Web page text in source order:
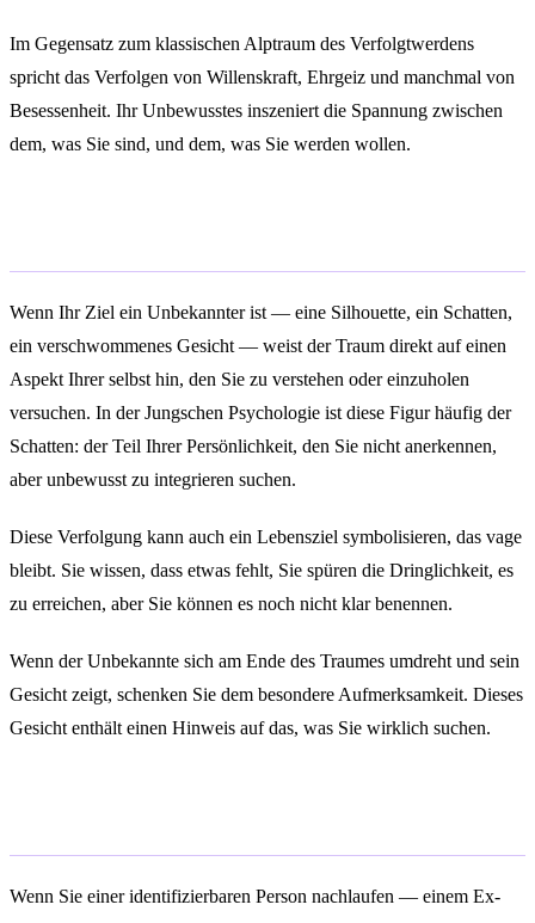
Im Gegensatz zum klassischen Alptraum des Verfolgtwerdens
spricht das Verfolgen von Willenskraft, Ehrgeiz und manchmal von
Besessenheit. Ihr Unbewusstes inszeniert die Spannung zwischen
dem, was Sie sind, und dem, was Sie werden wollen.
Wenn Ihr Ziel ein Unbekannter ist — eine Silhouette, ein Schatten,
ein verschwommenes Gesicht — weist der Traum direkt auf einen
Aspekt Ihrer selbst hin, den Sie zu verstehen oder einzuholen
versuchen. In der Jungschen Psychologie ist diese Figur häufig der
Schatten: der Teil Ihrer Persönlichkeit, den Sie nicht anerkennen,
aber unbewusst zu integrieren suchen.
Diese Verfolgung kann auch ein Lebensziel symbolisieren, das vage
bleibt. Sie wissen, dass etwas fehlt, Sie spüren die Dringlichkeit, es
zu erreichen, aber Sie können es noch nicht klar benennen.
Wenn der Unbekannte sich am Ende des Traumes umdreht und sein
Gesicht zeigt, schenken Sie dem besondere Aufmerksamkeit. Dieses
Gesicht enthält einen Hinweis auf das, was Sie wirklich suchen.
Wenn Sie einer identifizierbaren Person nachlaufen — einem Ex-